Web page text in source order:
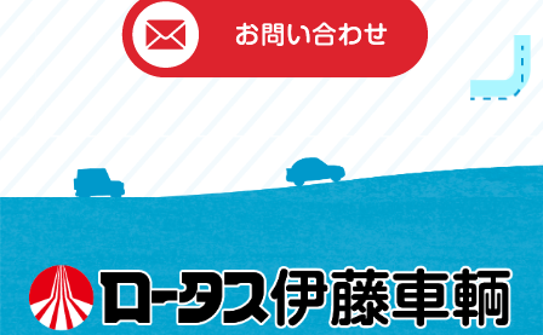
050-5851-0338
浜北店
050-5851-0339
（年中無休24h対応）